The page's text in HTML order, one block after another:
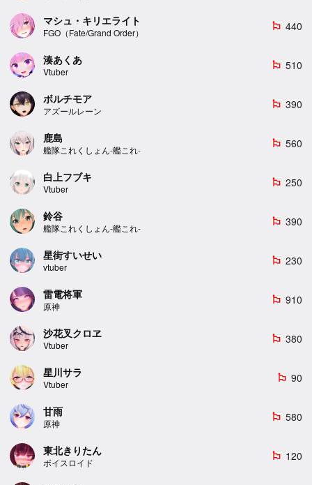
マシュ・キリエライト
FGO（Fate/Grand Order）
emoji_flags 440
湊あくあ
Vtuber
emoji_flags 510
ボルチモア
アズールレーン
emoji_flags 390
鹿島
艦隊これくしょん-艦これ-
emoji_flags 560
白上フブキ
Vtuber
emoji_flags 250
鈴谷
艦隊これくしょん-艦これ-
emoji_flags 390
星街すいせい
vtuber
emoji_flags 230
雷電将軍
原神
emoji_flags 910
沙花叉クロヱ
Vtuber
emoji_flags 380
星川サラ
Vtuber
emoji_flags 90
甘雨
原神
emoji_flags 580
東北きりたん
ボイスロイド
emoji_flags 120